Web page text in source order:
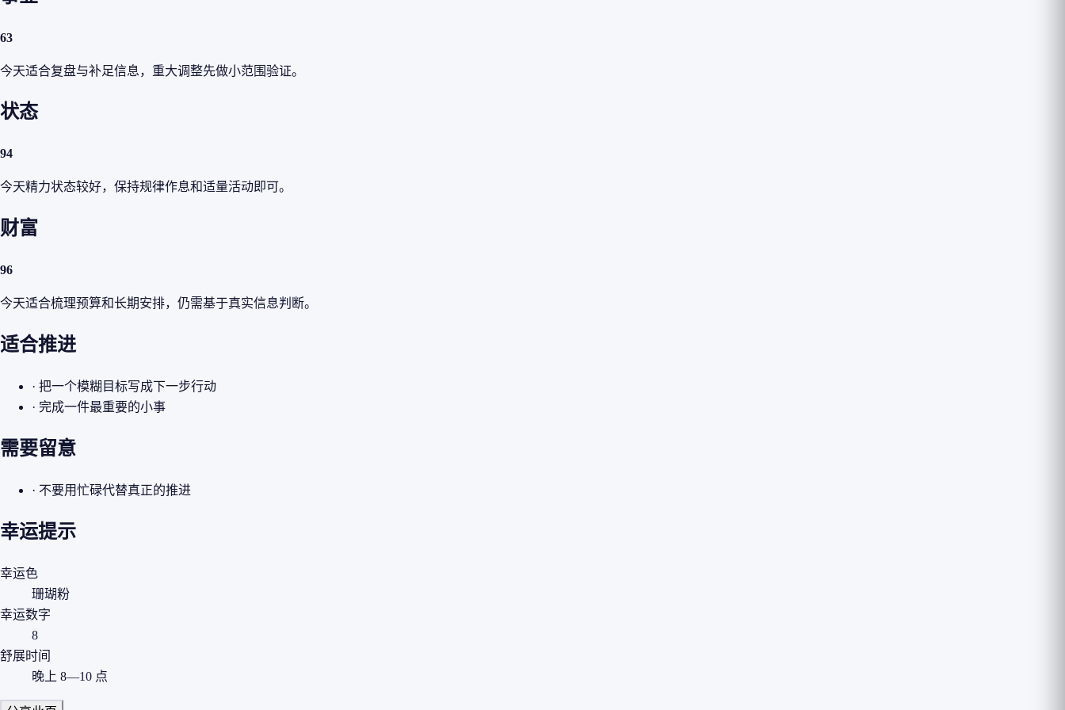
63
今天适合复盘与补足信息，重大调整先做小范围验证。
状态
94
今天精力状态较好，保持规律作息和适量活动即可。
财富
96
今天适合梳理预算和长期安排，仍需基于真实信息判断。
适合推进
· 把一个模糊目标写成下一步行动
· 完成一件最重要的小事
需要留意
· 不要用忙碌代替真正的推进
幸运提示
幸运色
珊瑚粉
幸运数字
8
舒展时间
晚上 8—10 点